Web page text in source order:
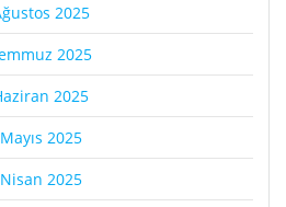
2025
2025
2025
Mayıs 2025
Nisan 2025